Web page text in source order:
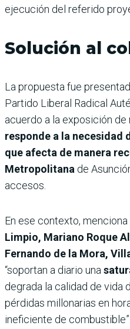
ejecución del referido
Solución al
La propuesta fue
Partido Liberal Radical
acuerdo a la exposición
responde a la necesidad
que afecta de manera
Metropolitana de
accesos.
En ese contexto,
Limpio, Mariano Roque
Fernando de la Mora,
“soportan a diario una
degrada la calidad de vida
pérdidas millonarias en
ineficiente de combustible”.